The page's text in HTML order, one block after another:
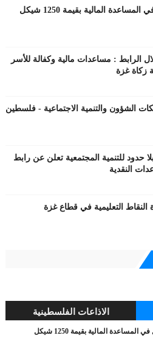
المالية بقيمة 1250 شيكل
الرابط : مساعدات مالية وكفالة للأسر
زكاة غزة
الشؤون والتنمية الاجتماعية - فلسطين
حدود للتنمية المجتمعية تعلن عن رابط
النقدية
النقاط التعليمية في قطاع غزة
الاذاعات الفلسطينية
المالية بقيمة 1250 شيكل